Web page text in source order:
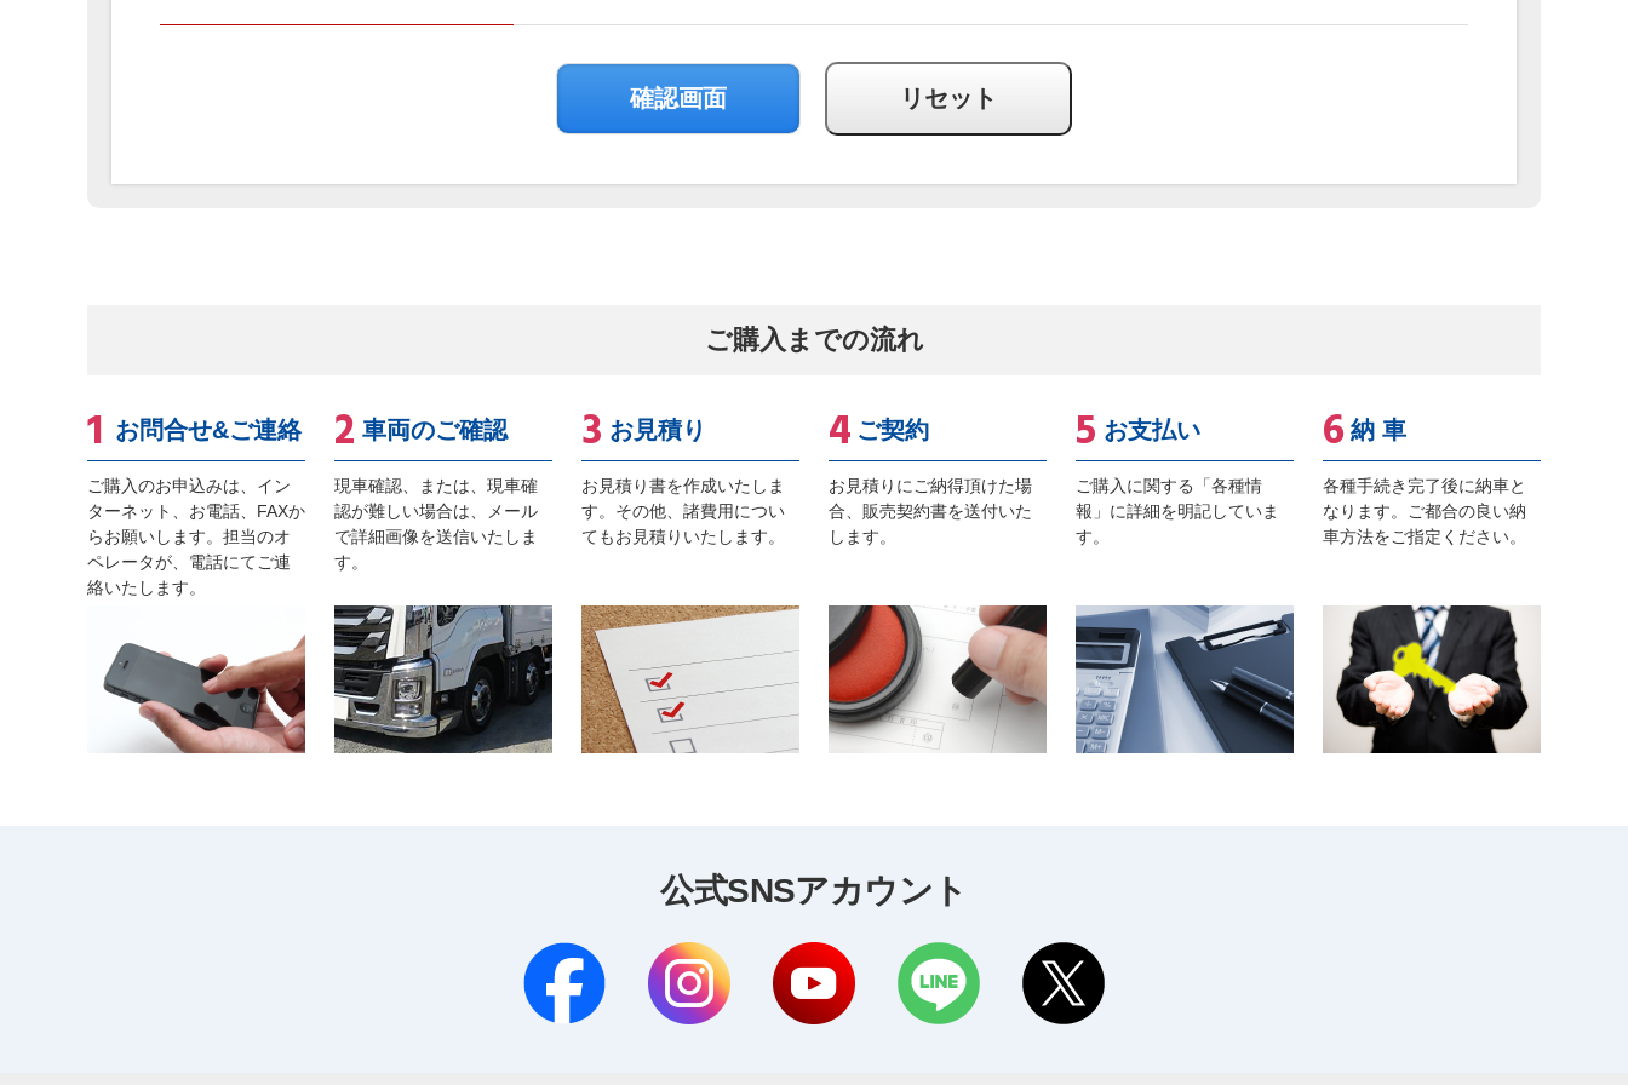
ご購入までの流れ
お問合せ&ご連絡
ご購入のお申込みは、イン
ターネット、お電話、FAXか
らお願いします。担当のオ
ペレータが、電話にてご連
絡いたします。
車両のご確認
現車確認、または、現車確
認が難しい場合は、メール
で詳細画像を送信いたしま
す。
お見積り
お見積り書を作成いたしま
す。その他、諸費用につい
てもお見積りいたします。
ご契約
お見積りにご納得頂けた場
合、販売契約書を送付いた
します。
お支払い
ご購入に関する「各種情
報」に詳細を明記していま
す。
納 車
各種手続き完了後に納車と
なります。ご都合の良い納
車方法をご指定ください。
公式SNSアカウント